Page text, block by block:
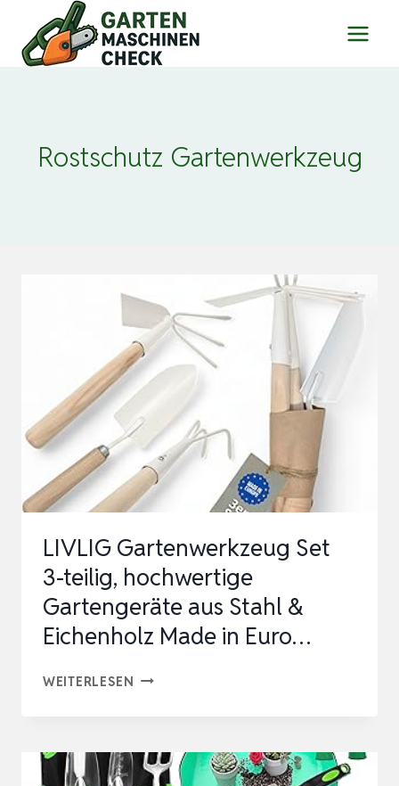
Inhalt
springen
Rostschutz Gartenwerkzeug
LIVLIG Gartenwerkzeug Set
3-teilig, hochwertige
Gartengeräte aus Stahl &
Eichenholz Made in Euro…
WEITERLESEN LIVLIG
3-